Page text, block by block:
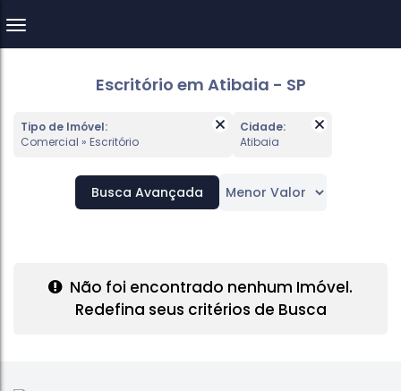
Escritório em Atibaia - SP
Tipo de Imóvel:
Comercial » Escritório
Cidade:
Atibaia
Busca Avançada
Não foi encontrado nenhum Imóvel.
Redefina seus critérios de Busca